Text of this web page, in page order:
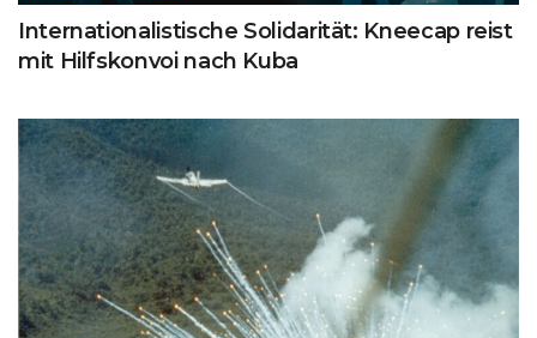
Internationalistische Solidarität: Kneecap reist
mit Hilfskonvoi nach Kuba